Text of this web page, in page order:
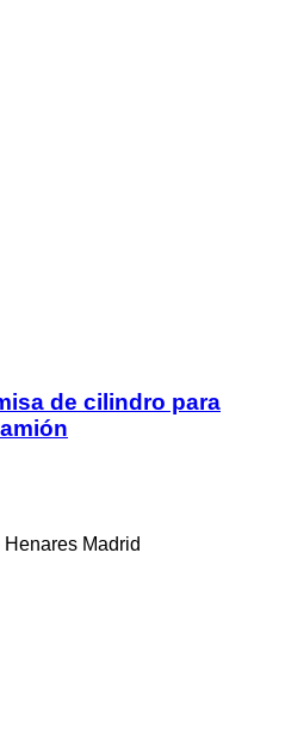
de cilindro para
Madrid